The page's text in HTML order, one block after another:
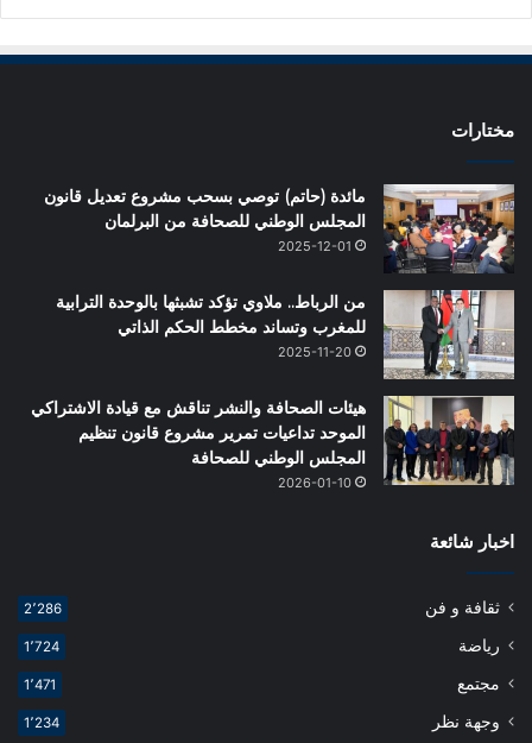
مختارات
مائدة (حاتم) توصي بسحب مشروع تعديل قانون
المجلس الوطني للصحافة من البرلمان
2025-12-01
من الرباط.. ملاوي تؤكد تشبثها بالوحدة الترابية
للمغرب وتساند مخطط الحكم الذاتي
2025-11-20
هيئات الصحافة والنشر تناقش مع قيادة الاشتراكي
الموحد تداعيات تمرير مشروع قانون تنظيم
المجلس الوطني للصحافة
2026-01-10
اخبار شائعة
ثقافة و فن 2٬286
رياضة 1٬724
مجتمع 1٬471
وجهة نظر 1٬234